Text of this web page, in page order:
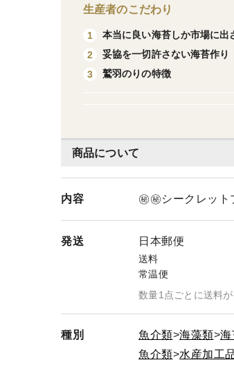
商品について
内容 ㊙㊙シークレッ
発送 日本郵便
送料
常温便
数量1点ごとに送料が
種別 魚介類 海藻類 海
魚介類
水産加工
生産者のこだわり
1
本当に良い海苔しか市場に出
2
妥協を一切許さない海苔作り
3
鷲羽のりの特徴